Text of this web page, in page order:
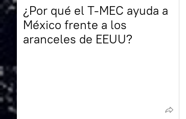
¿Por qué el T-MEC ayuda a
México frente a los
aranceles de EEUU?